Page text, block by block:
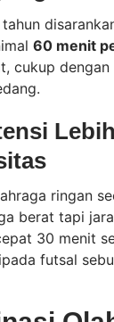
tahun
60 menit
cukup
ringan
berat tapi
30 menit
futsal